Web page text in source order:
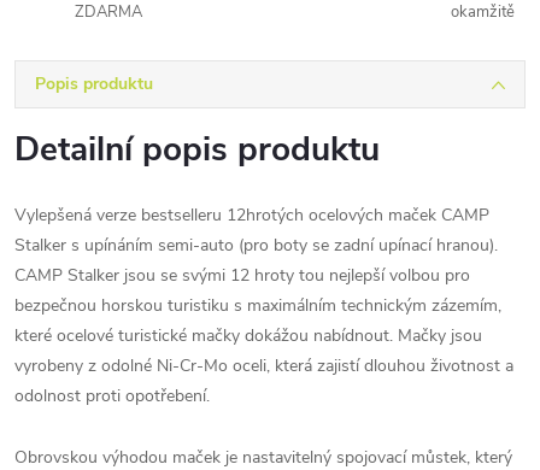
ZDARMA
okamžitě
Popis produktu
Detailní popis produktu
Vylepšená verze bestselleru 12hrotých ocelových maček CAMP
Stalker s upínáním semi-auto (pro boty se zadní upínací hranou).
CAMP Stalker jsou se svými 12 hroty tou nejlepší volbou pro
bezpečnou horskou turistiku s maximálním technickým zázemím,
které ocelové turistické mačky dokážou nabídnout. Mačky jsou
vyrobeny z odolné Ni-Cr-Mo oceli, která zajistí dlouhou životnost a
odolnost proti opotřebení.
Obrovskou výhodou maček je nastavitelný spojovací můstek, který